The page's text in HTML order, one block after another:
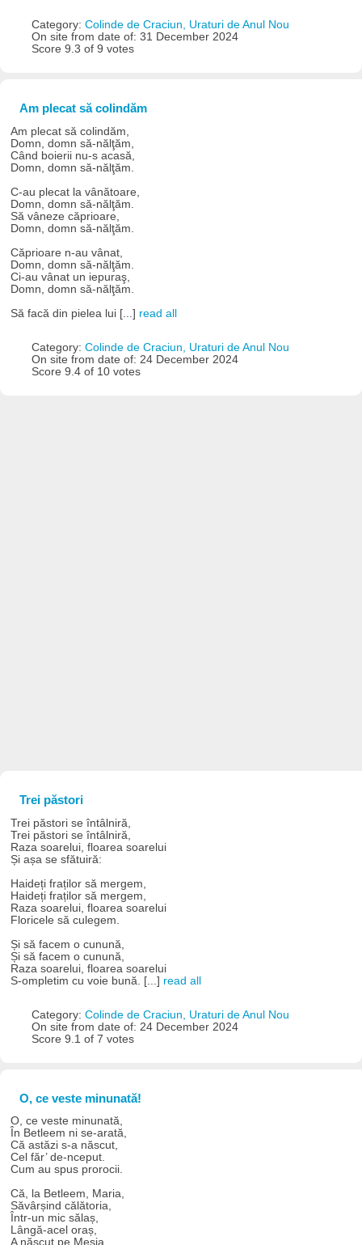
Category: Colinde de Craciun, Uraturi de Anul Nou
On site from date of: 31 December 2024
Score 9.3 of 9 votes
Am plecat să colindăm
Am plecat să colindăm,
Domn, domn să-nălţăm,
Când boierii nu-s acasă,
Domn, domn să-nălţăm.
C-au plecat la vânătoare,
Domn, domn să-nălţăm.
Să vâneze căprioare,
Domn, domn să-nălţăm.
Căprioare n-au vânat,
Domn, domn să-nălţăm.
Ci-au vânat un iepuraş,
Domn, domn să-nălţăm.
Să facă din pielea lui [...] read all
Category: Colinde de Craciun, Uraturi de Anul Nou
On site from date of: 24 December 2024
Score 9.4 of 10 votes
Trei păstori
Trei păstori se întâlniră,
Trei păstori se întâlniră,
Raza soarelui, floarea soarelui
Și așa se sfătuiră:
Haideți fraților să mergem,
Haideți fraților să mergem,
Raza soarelui, floarea soarelui
Floricele să culegem.
Și să facem o cunună,
Și să facem o cunună,
Raza soarelui, floarea soarelui
S-ompletim cu voie bună. [...] read all
Category: Colinde de Craciun, Uraturi de Anul Nou
On site from date of: 24 December 2024
Score 9.1 of 7 votes
O, ce veste minunată!
O, ce veste minunată,
În Betleem ni se-arată,
Că astăzi s-a născut,
Cel făr’ de-nceput.
Cum au spus prorocii.
Că, la Betleem, Maria,
Săvârșind călătoria,
Într-un mic sălaș,
Lângă-acel oraș,
A născut pe Mesia.